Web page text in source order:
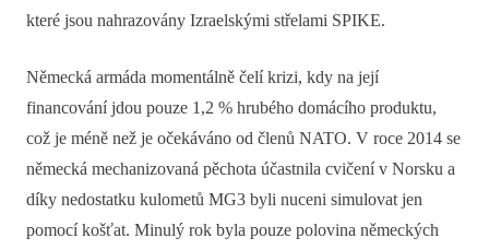
které jsou nahrazovány Izraelskými střelami SPIKE.
Německá armáda momentálně čelí krizi, kdy na její
financování jdou pouze 1,2 % hrubého domácího produktu,
což je méně než je očekáváno od členů NATO. V roce 2014 se
německá mechanizovaná pěchota účastnila cvičení v Norsku a
díky nedostatku kulometů MG3 byli nuceni simulovat jen
pomocí košťat. Minulý rok byla pouze polovina německých